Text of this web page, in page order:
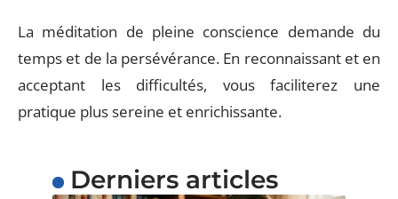
La méditation de pleine conscience demande du
temps et de la persévérance. En reconnaissant et en
acceptant les difficultés, vous faciliterez une
pratique plus sereine et enrichissante.
Derniers articles